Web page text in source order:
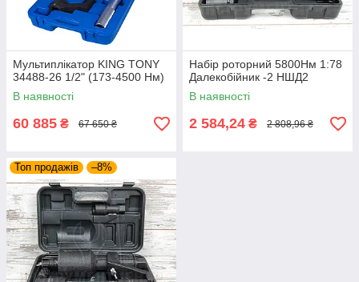
Мультиплікатор KING TONY
34488-26 1/2" (173-4500 Нм)
В наявності
60 885 ₴ 67 650 ₴
Набір роторний 5800Нм 1:78
Далекобійник -2 НШД2
В наявності
2 584,24 ₴ 2 808,96 ₴
Топ продажів –8%